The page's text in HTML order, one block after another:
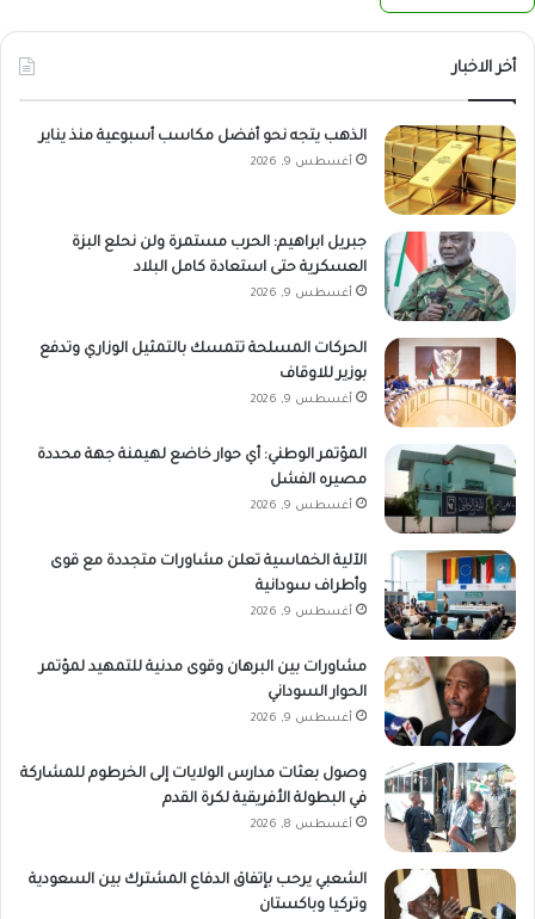
أخر الاخبار
الذهب يتجه نحو أفضل مكاسب أسبوعية منذ يناير
أغسطس 9, 2026
جبريل ابراهيم: الحرب مستمرة ولن نحلع البزة
العسكرية حتى استعادة كامل البلاد
أغسطس 9, 2026
الحركات المسلحة تتمسك بالتمثيل الوزاري وتدفع
بوزير للاوقاف
أغسطس 9, 2026
المؤتمر الوطني: أي حوار خاضع لهيمنة جهة محددة
مصيره الفشل
أغسطس 9, 2026
الآلية الخماسية تعلن مشاورات متجددة مع قوى
وأطراف سودانية
أغسطس 9, 2026
مشاورات بين البرهان وقوى مدنية للتمهيد لمؤتمر
الحوار السوداني
أغسطس 9, 2026
وصول بعثات مدارس الولايات إلى الخرطوم للمشاركة
في البطولة الأفريقية لكرة القدم
أغسطس 8, 2026
الشعبي يرحب بإتفاق الدفاع المشترك بين السعودية
وتركيا وباكستان